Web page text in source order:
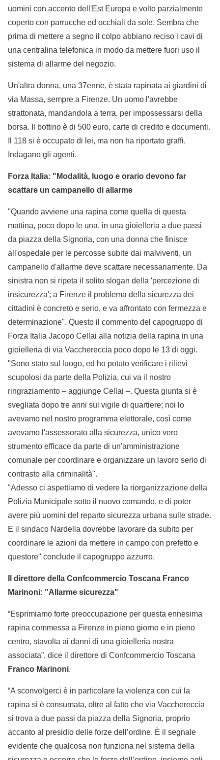
uomini con accento dell'Est Europa e volto parzialmente
coperto con parrucche ed occhiali da sole. Sembra che
prima di mettere a segno il colpo abbiano reciso i cavi di
una centralina telefonica in modo da mettere fuori uso il
sistema di allarme del negozio.
Un'altra donna, una 37enne, è stata rapinata ai giardini di
via Massa, sempre a Firenze. Un uomo l'avrebbe
strattonata, mandandola a terra, per impossessarsi della
borsa. Il bottino è di 500 euro, carte di credito e documenti.
Il 118 si è occupato di lei, ma non ha riportato graffi.
Indagano gli agenti.
Forza Italia: "Modalità, luogo e orario devono far
scattare un campanello di allarme
"Quando avviene una rapina come quella di questa
mattina, poco dopo le una, in una gioielleria a due passi
da piazza della Signoria, con una donna che finisce
all'ospedale per le percosse subite dai malviventi, un
campanello d'allarme deve scattare necessariamente. Da
sinistra non si ripeta il solito slogan della 'percezione di
insicurezza'; a Firenze il problema della sicurezza dei
cittadini è concreto e serio, e va affrontato con fermezza e
determinazione". Questo il commento del capogruppo di
Forza Italia Jacopo Cellai alla notizia della rapina in una
gioielleria di via Vacchereccia poco dopo le 13 di oggi.
"Sono stato sul luogo, ed ho potuto verificare i rilievi
scupolosi da parte della Polizia, cui va il nostro
ringraziamento – aggiunge Cellai –. Questa giunta si è
svegliata dopo tre anni sul vigile di quartiere; noi lo
avevamo nel nostro programma elettorale, così come
avevamo l'assessorato alla sicurezza, unico vero
strumento efficace da parte di un'amministrazione
comunale per coordinare e organizzare un lavoro serio di
contrasto alla criminalità".
"Adesso ci aspettiamo di vedere la riorganizzazione della
Polizia Municipale sotto il nuovo comando, e di poter
avere più uomini del reparto sicurezza urbana sulle strade.
E il sindaco Nardella dovrebbe lavorare da subito per
coordinare le azioni da mettere in campo con prefetto e
questore" conclude il capogruppo azzurro.
l direttore della Confcommercio Toscana Franco
Marinoni: "Allarme sicurezza"
“Esprimiamo forte preoccupazione per questa ennesima
rapina commessa a Firenze in pieno giorno e in pieno
centro, stavolta ai danni di una gioielleria nostra
associata”, dice il direttore di Confcommercio Toscana
Franco Marinoni.
“A sconvolgerci è in particolare la violenza con cui la
rapina si è consumata, oltre al fatto che via Vacchereccia
si trova a due passi da piazza della Signoria, proprio
accanto al presidio delle forze dell’ordine. È il segnale
evidente che qualcosa non funziona nel sistema della